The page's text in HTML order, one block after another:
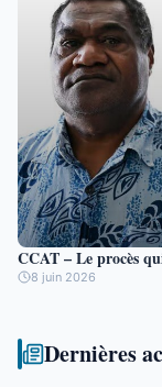
CCAT – Le procès
8 juin 2026
Dernières